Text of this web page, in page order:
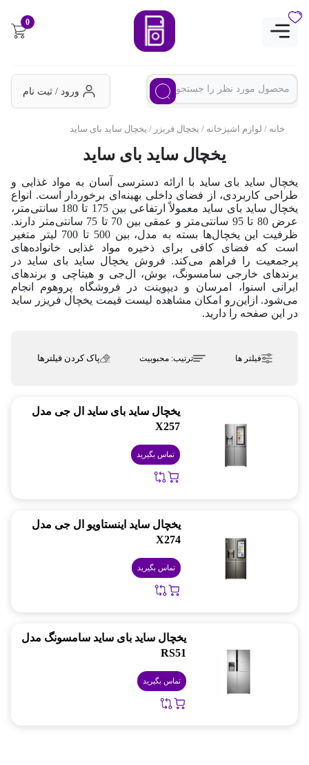
0
ورود / ثبت نام
خانه / لوازم اشپزخانه / یخچال فریزر / یخچال ساید بای ساید
یخچال ساید بای ساید
یخچال ساید بای ساید با ارائه دسترسی آسان به مواد غذایی و
طراحی کاربردی، از فضای داخلی بهینه‌ای برخوردار است. انواع
یخچال ساید بای ساید معمولاً ارتفاعی بین 175 تا 180 سانتی‌متر،
عرض 80 تا 95 سانتی‌متر و عمقی بین 70 تا 75 سانتی‌متر دارند.
ظرفیت این یخچال‌ها بسته به مدل، بین 500 تا 700 لیتر متغیر
است که فضای کافی برای ذخیره مواد غذایی خانواده‌های
پرجمعیت را فراهم می‌کند. فروش یخچال ساید بای ساید در
برندهای خارجی سامسونگ، بوش، ال‌جی و هیتاچی و برندهای
ایرانی اسنوا، امرسان و دیپوینت در فروشگاه پروهوم انجام
می‌شود. از‌این‌رو امکان مشاهده لیست قیمت یخچال فریزر ساید
در این صفحه را دارید.
فیلتر ها ترتیب:محبوبیت پاک کردن فیلترها
یخچال ساید بای ساید ال جی مدل
X257
تماس بگیرید
یخچال ساید اینستاویو ال جی مدل
X274
تماس بگیرید
یخچال ساید بای ساید سامسونگ مدل
RS51
تماس بگیرید